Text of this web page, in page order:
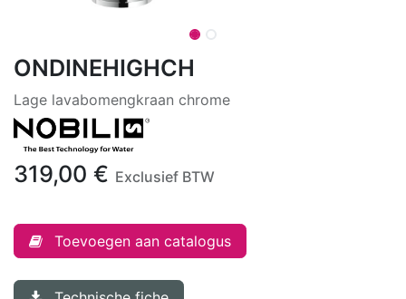
ONDINEHIGHCH
Lage lavabomengkraan chrome
319,00 € Exclusief BTW
Toevoegen aan catalogus